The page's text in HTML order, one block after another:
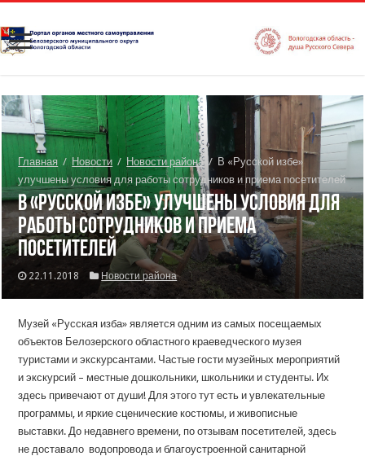
Главная / Новости / Новости района / В «Русской избе»
улучшены условия для работы сотрудников и приема посетителей
В «Русской избе» улучшены условия для
работы сотрудников и приема
посетителей
22.11.2018 Новости района
Музей «Русская изба» является одним из самых посещаемых
объектов Белозерского областного краеведческого музея
туристами и экскурсантами. Частые гости музейных мероприятий
и экскурсий – местные дошкольники, школьники и студенты. Их
здесь привечают от души! Для этого тут есть и увлекательные
программы, и яркие сценические костюмы, и живописные
выставки. До недавнего времени, по отзывам посетителей, здесь
не доставало водопровода и благоустроенной санитарной